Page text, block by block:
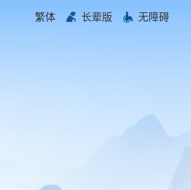
繁体 长辈版 无障碍